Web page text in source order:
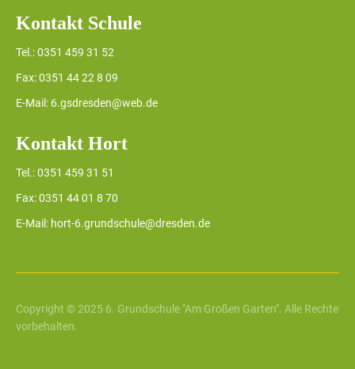
Kontakt Schule
Tel.: 0351 459 31 52
Fax: 0351 44 22 8 09
E-Mail: 6.gsdresden@web.de
Kontakt Hort
Tel.: 0351 459 31 51
Fax: 0351 44 01 8 70
E-Mail: hort-6.grundschule@dresden.de
Copyright © 2025 6. Grundschule "Am Großen Garten". Alle Rechte
vorbehalten.